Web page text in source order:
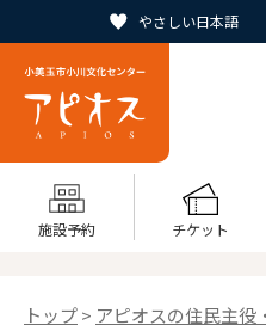
やさしい日本語
施設予約 チケット
トップ> アピオスの住民主役